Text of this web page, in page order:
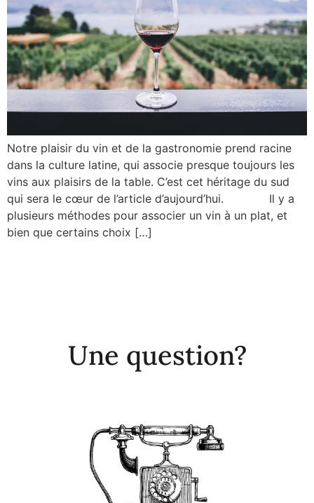
Notre plaisir du vin et de la gastronomie prend racine
dans la culture latine, qui associe presque toujours les
vins aux plaisirs de la table. C’est cet héritage du sud
qui sera le cœur de l’article d’aujourd’hui. Il y a
plusieurs méthodes pour associer un vin à un plat, et
bien que certains choix […]
Une question?